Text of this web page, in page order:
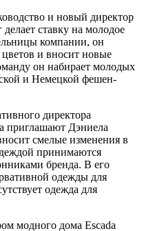
и новый директор
ставку на молодое
компании, он
и вносит новые
он набирает молодых
и Немецкой фешен-
директора
приглашают Дэниела
смелые изменения в
принимаются
бренда. В его
одежды для
одежда для
модного дома Escada